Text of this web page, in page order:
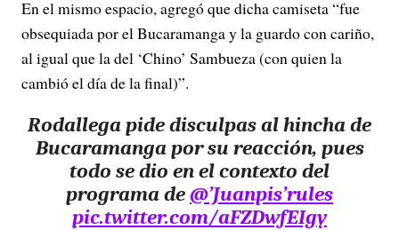
En el mismo espacio, agregó que dicha camiseta “fue
obsequiada por el Bucaramanga y la guardo con cariño,
al igual que la del ‘Chino’ Sambueza (con quien la
cambió el día de la final)”.
Rodallega pide disculpas al hincha de
Bucaramanga por su reacción, pues
todo se dio en el contexto del
programa de@’Juanpis’rules
pic.twitter.com/aFZDwfEIgy